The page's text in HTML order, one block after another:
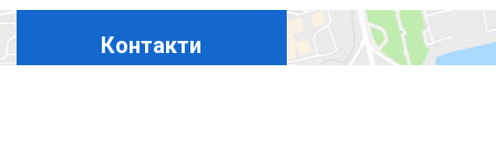
Контакти